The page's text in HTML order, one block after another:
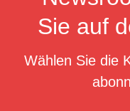
Sie auf
Wählen Sie die